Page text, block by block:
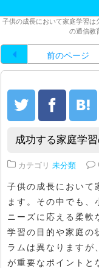
子供の成長において家庭学習は
の通信教
前のページ
成功する家庭学
カテゴリ 未分類
子供の成長において
ます。その中でも
ニーズに応える柔軟
学習の目的や家庭の
ラムは異なりますが
が重要なポイントと